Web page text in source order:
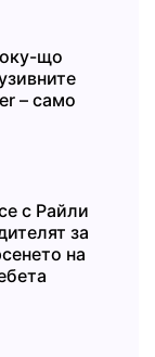
що
– само
с Райли
за
на